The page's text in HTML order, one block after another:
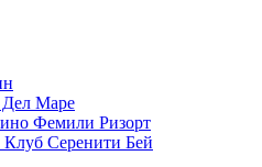
Дел Маре
Фемили Ризорт
Серенити Бей